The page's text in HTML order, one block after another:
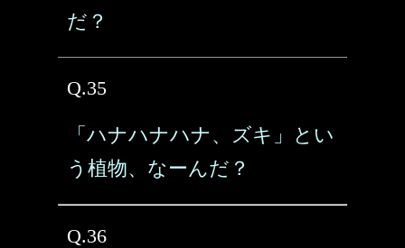
だ？
Q.35
「ハナハナハナ、ズキ」とい
う植物、なーんだ？
Q.36